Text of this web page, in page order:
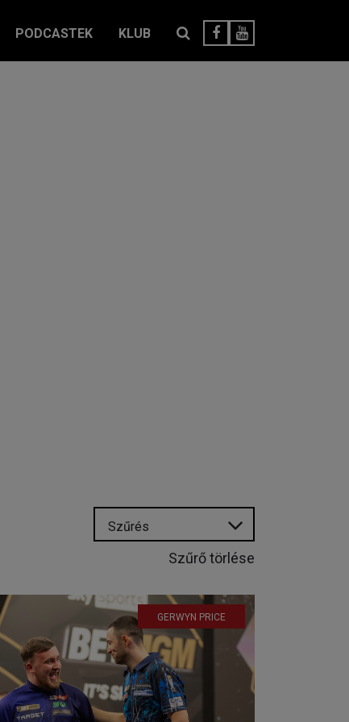
PODCASTEK KLUB
Szűrés
Szűrő törlése
GERWYN PRICE